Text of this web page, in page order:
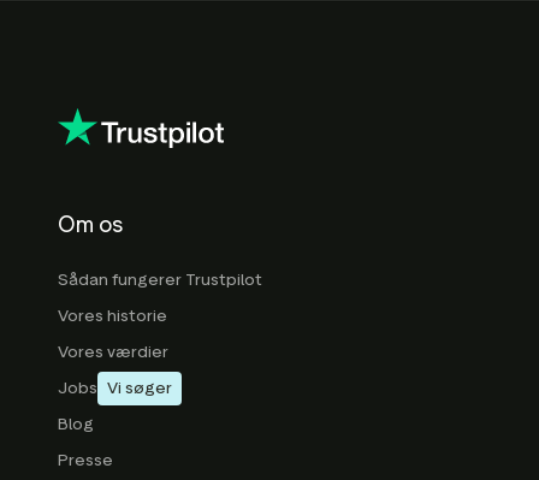
Om os
Sådan fungerer Trustpilot
Vores historie
Vores værdier
Jobs Vi søger
Blog
Presse